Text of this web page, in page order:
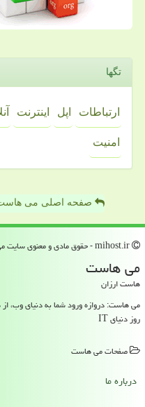
تگها
ارتباطات اپل اینترنت
امنیت
صفحه اصلی می
می هاست
هاست ارزان
می هاست: دروازه ورود شما به دنیای وب،
روز دنیای IT
صفحات می هاست
درباره ما